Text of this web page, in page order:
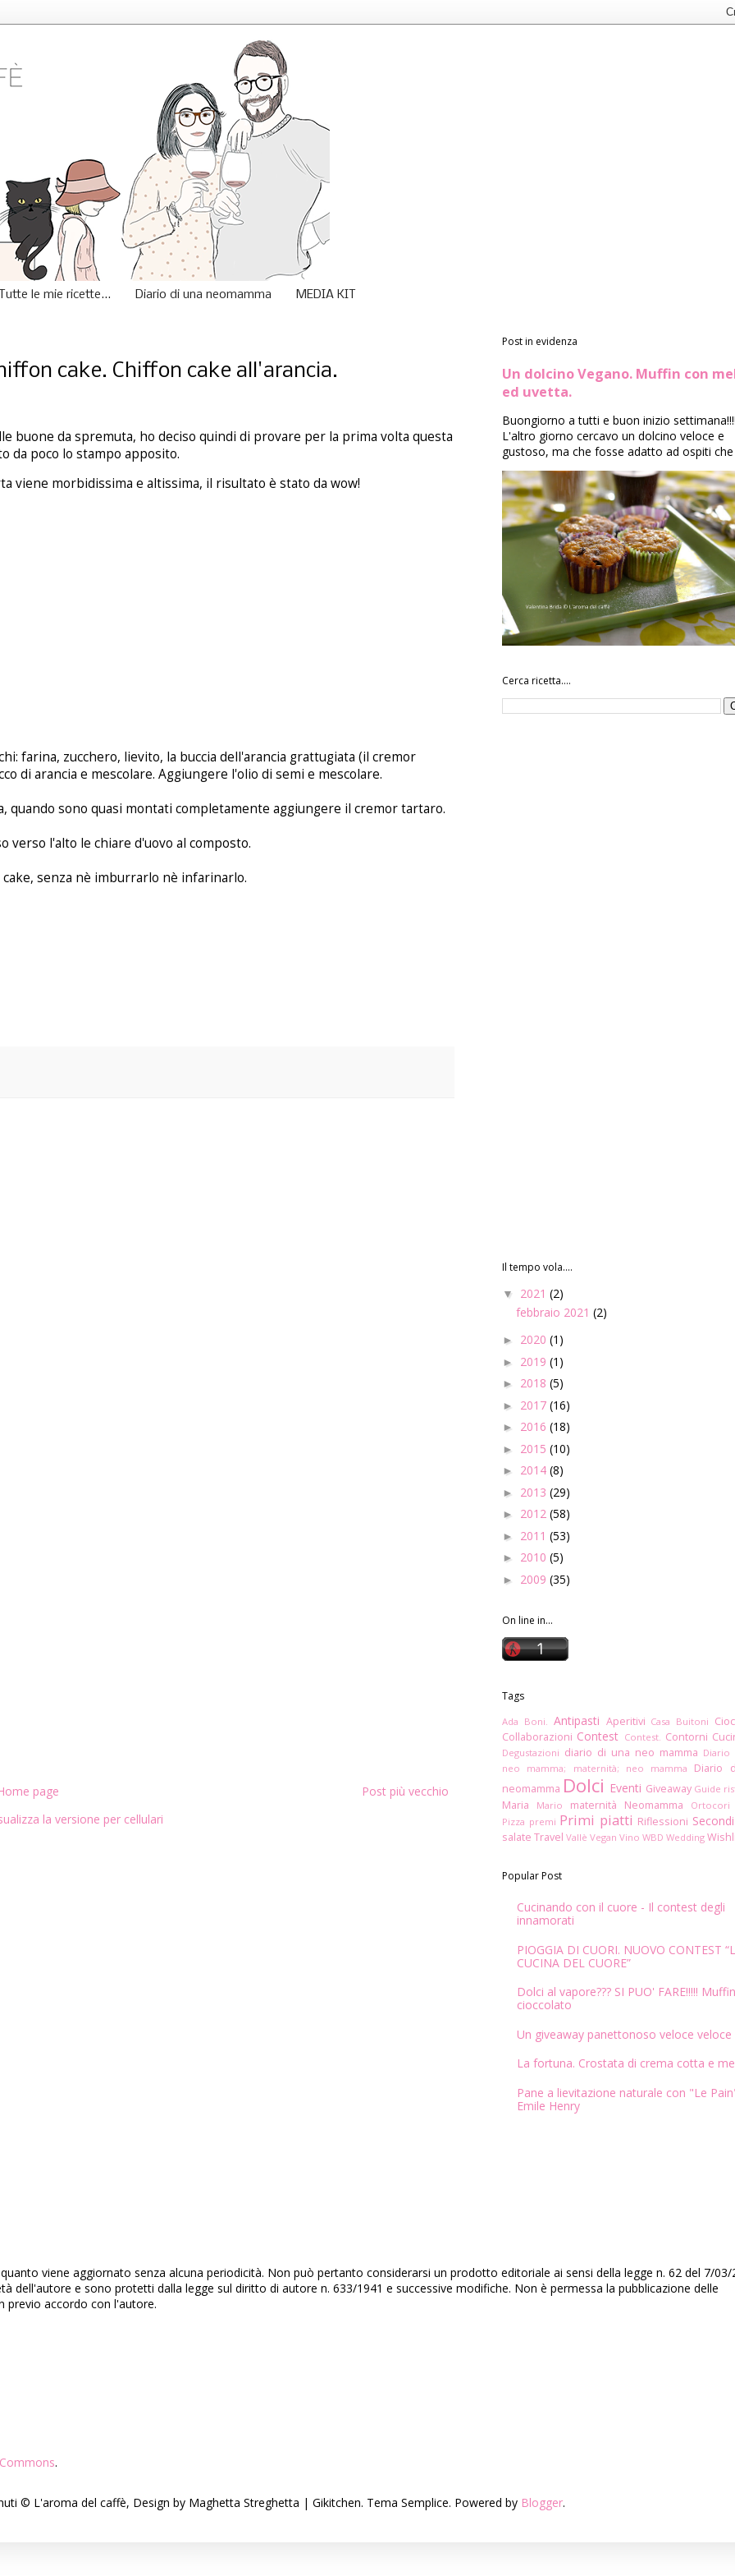
le mie ricette... Diario di una neomamma MEDIA KIT
cake. Chiffon cake all'arancia.
buone da spremuta, ho deciso quindi di provare per la prima volta questa
da poco lo stampo apposito.
viene morbidissima e altissima, il risultato è stato da wow!
farina, zucchero, lievito, la buccia dell'arancia grattugiata (il cremor
di arancia e mescolare. Aggiungere l'olio di semi e mescolare.
quando sono quasi montati completamente aggiungere il cremor tartaro.
verso l'alto le chiare d'uovo al composto.
senza nè imburrarlo nè infarinarlo.
Post più vecchio
page
la versione per cellulari
Post in evidenza
Un dolcino Vegano. Muffin con
ed uvetta.
Buongiorno a tutti e buon inizio
L'altro giorno cercavo un dolcino veloce e
gustoso, ma che fosse adatto ad ospiti che
Cerca ricetta....
Il tempo vola....
▼ 2021 (2)
febbraio 2021 (2)
► 2020 (1)
► 2019 (1)
► 2018 (5)
► 2017 (16)
► 2016 (18)
► 2015 (10)
► 2014 (8)
► 2013 (29)
► 2012 (58)
► 2011 (53)
► 2010 (5)
► 2009 (35)
On line in...
Tags
Ada Boni. Antipasti Aperitivi Casa Buitoni
Collaborazioni Contest Contest. Contorni
Degustazioni diario di una neo mamma Diario
neo mamma; maternità; neo mamma
Diario
neomamma Dolci Eventi Giveaway Guide
Maria Mario maternità Neomamma
Ortocori
Pizza premi Primi piatti Riflessioni Secondi
salate Travel Vallè Vegan Vino WBD Wedding
Popular Post
Cucinando con il cuore - Il contest degli
innamorati
PIOGGIA DI CUORI. NUOVO CONTEST
CUCINA DEL CUORE”
Dolci al vapore??? SI PUO' FARE!!!!!
cioccolato
Un giveaway panettonoso veloce veloce
La fortuna. Crostata di crema cotta e
Pane a lievitazione naturale con "Le
Emile Henry
viene aggiornato senza alcuna periodicità. Non può pertanto considerarsi un prodotto editoriale ai sensi della legge n. 62 del 7/03/
dell'autore e sono protetti dalla legge sul diritto di autore n. 633/1941 e successive modifiche. Non è permessa la pubblicazione delle
previo accordo con l'autore.
.
© L'aroma del caffè, Design by Maghetta Streghetta | Gikitchen. Tema Semplice. Powered by Blogger.